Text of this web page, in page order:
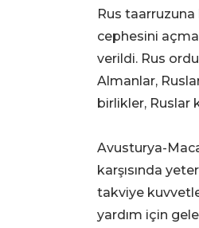
Rus
cephesini
verildi. Rus
Almanlar,
birlikler, Ruslar
Avusturya-
karşısında
takviye
yardım için